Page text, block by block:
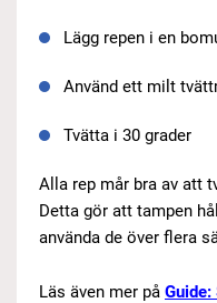
Lägg repen i en
Använd ett milt
Tvätta i 30 grader
Alla rep mår bra av att
Detta gör att tampen
använda de över flera
Läs även mer på Guide: